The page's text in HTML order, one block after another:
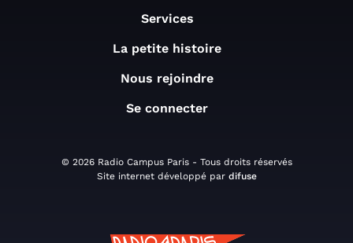
Services
La petite histoire
Nous rejoindre
Se connecter
© 2026 Radio Campus Paris - Tous droits réservés
Site internet développé par difuse